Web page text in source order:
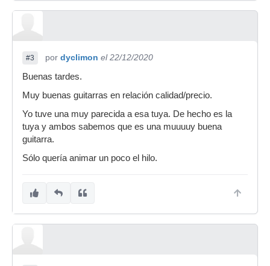
#3 por dyclimon el 22/12/2020
Buenas tardes.
Muy buenas guitarras en relación calidad/precio.
Yo tuve una muy parecida a esa tuya. De hecho es la
tuya y ambos sabemos que es una muuuuy buena
guitarra.
Sólo quería animar un poco el hilo.